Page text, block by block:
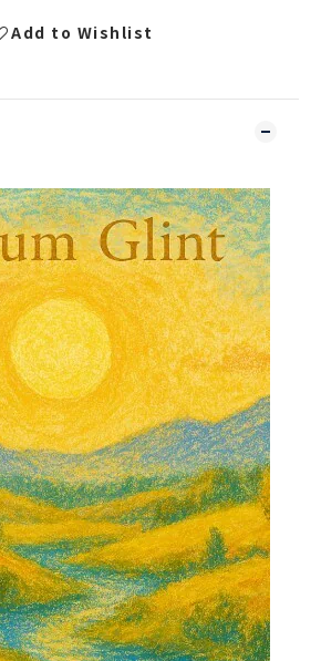
Add to Wishlist